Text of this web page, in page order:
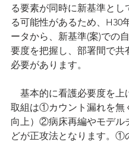
る要素が同時に新基準とし
る可能性があるため、H30
ータから、新基準(案)での
要度を把握し、部署間で共
必要があります。
基本的に看護必要度を上
取組は①カウント漏れを無
向上）②病床再編やモデル
どが正攻法となります。①